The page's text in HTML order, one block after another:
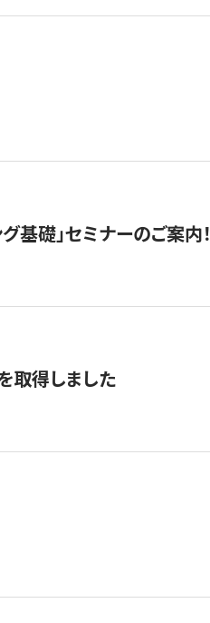
基礎」セミナーのご案内！
取得しました